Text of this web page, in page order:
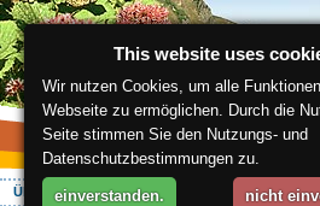
Über die Region Aktiv Erleben Entspannung
This website uses
Wir nutzen Cookies, um alle
Webseite zu ermöglichen. Durch die
Seite stimmen Sie den Nutzungs- und
Datenschutzbestimmungen zu.
einverstanden. nicht